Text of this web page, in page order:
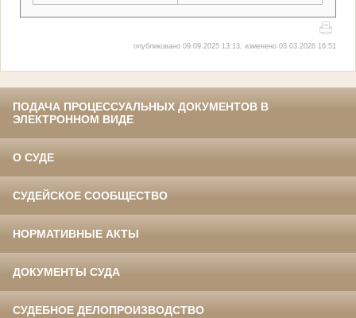
опубликовано 09.09.2025 13:13, изменено 03.03.2026 16:51
ПОДАЧА ПРОЦЕССУАЛЬНЫХ ДОКУМЕНТОВ В
ЭЛЕКТРОННОМ ВИДЕ
О СУДЕ
СУДЕЙСКОЕ СООБЩЕСТВО
НОРМАТИВНЫЕ АКТЫ
ДОКУМЕНТЫ СУДА
СУДЕБНОЕ ДЕЛОПРОИЗВОДСТВО